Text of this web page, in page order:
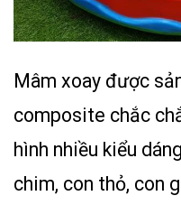
Mâm xoay được
composite chắc
hình nhiều kiểu
chim, con thỏ, con